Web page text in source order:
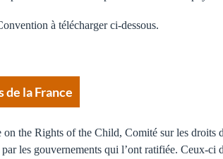
à télécharger ci-dessous.
la France
the Rights of the Child, Comité sur les droits
les gouvernements qui l’ont ratifiée. Ceux-